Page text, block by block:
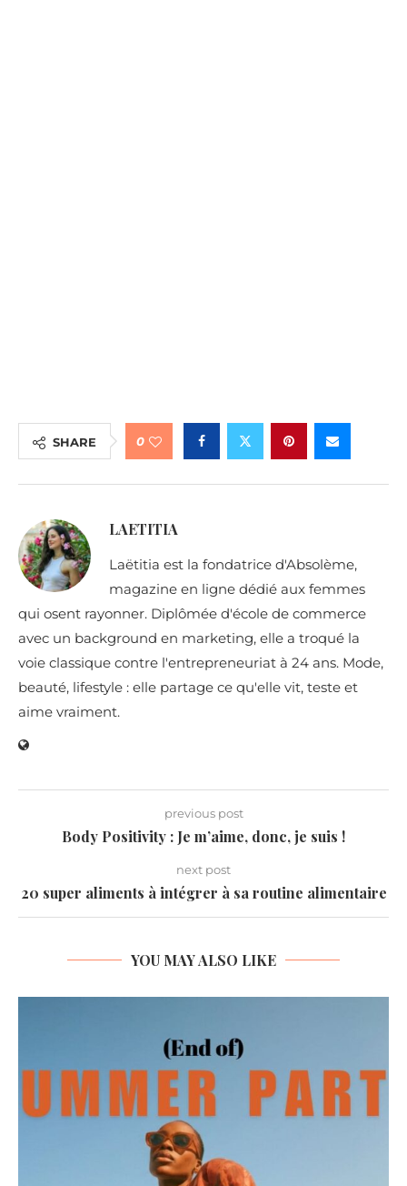
SHARE 0
LAETITIA
Laëtitia est la fondatrice d'Absolème,
magazine en ligne dédié aux femmes
qui osent rayonner. Diplômée d'école de commerce
avec un background en marketing, elle a troqué la
voie classique contre l'entrepreneuriat à 24 ans. Mode,
beauté, lifestyle : elle partage ce qu'elle vit, teste et
aime vraiment.
previous post
Body Positivity : Je m’aime, donc, je suis !
next post
20 super aliments à intégrer à sa routine alimentaire
YOU MAY ALSO LIKE